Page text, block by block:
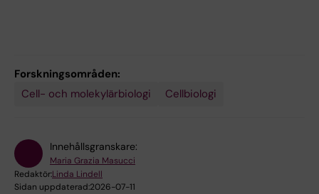
Forskningsområden:
Cell- och molekylärbiologi
Cellbiologi
Innehållsgranskare:
Maria Grazia Masucci
Redaktör:Linda Lindell
Sidan uppdaterad:2026-07-11